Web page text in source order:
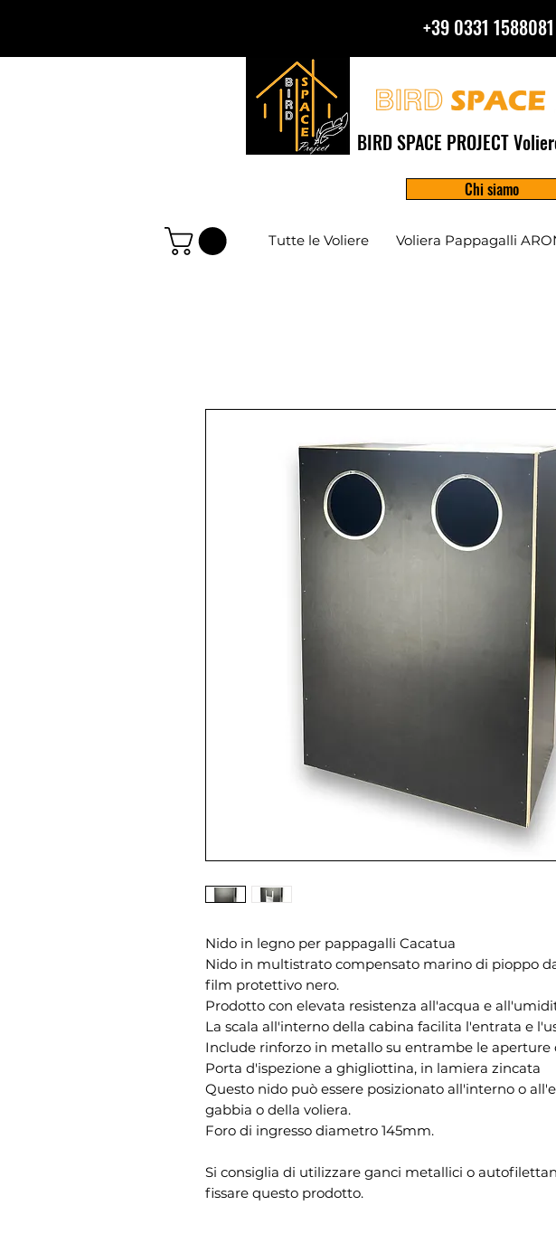
+39 0331 1588081
BIRD SPACE PROJECT
Chi siamo
Tutte le Voliere Voliera Pappagalli
Nido in legno per pappagalli Cacatua
Nido in multistrato compensato marino di pioppo
film protettivo nero.
Prodotto con elevata resistenza all'acqua e
La scala all'interno della cabina facilita l'entrata e
Include rinforzo in metallo su entrambe le aperture
Porta d'ispezione a ghigliottina, in lamiera zincata
Questo nido può essere posizionato all'interno o
gabbia o della voliera.
Foro di ingresso diametro 145mm.
Si consiglia di utilizzare ganci metallici o
fissare questo prodotto.